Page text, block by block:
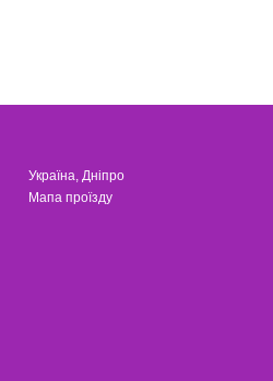
Україна, Дніпро
Мапа проїзду